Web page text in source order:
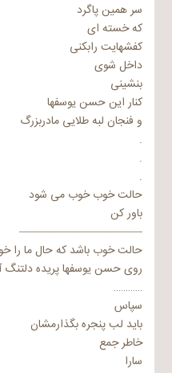
سر همین پاگرد
که خسته ای
کفشهایت رابکنی
داخل شوی
بنشینی
کنار این حسن یوسفها
و فنجان لبه طلایی مادربزرگ
.
.
.
حالت خوب خوب می شود
باور کن
———————————
حالت خوب باشد که حال ما را
روی حسن یوسفها پریده دلتنگ
…………
سپاس
باید لب پنجره بگذارمشان
خاطر جمع
سارا